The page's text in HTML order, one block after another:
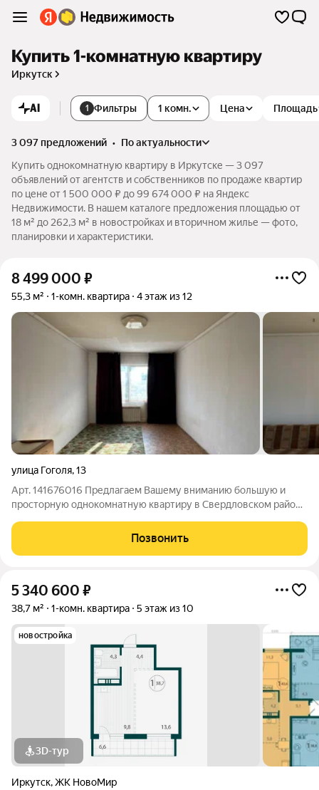
Купить 1-комнатную квартиру
Иркутск
AI 1 Фильтры 1 комн. Цена Площадь
3 097 предложений •
по актуальности
Купить однокомнатную квартиру в Иркутске — 3 097
объявлений от агентств и собственников по продаже квартир
по цене от 1 500 000 ₽ до 99 674 000 ₽ на Яндекс
Недвижимости. В нашем каталоге предложения площадью от
18 м² до 262,3 м² в новостройках и вторичном жилье — фото,
планировки и характеристики.
8 499 000 ₽
55,3 м² 1-комн. квартира 4 этаж из 12
улица Гоголя,13
Арт. 141676016 Предлагаем Вашему вниманию большую и
просторную однокомнатную квартиру в Свердловском районе
расположенную на 4 этаже двенадцатиэтажного дома, по
улице Гоголя 13. СМОТРИ ВИДЕООБЗОР ЭТОГО
Позвонить
5 340 600 ₽
38,7 м² 1-комн. квартира 5 этаж из 10
новостройка
3D-тур
Иркутск,ЖК НовоМир